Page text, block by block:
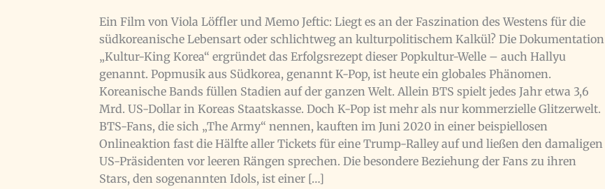
Ein Film von Viola Löffler und Memo Jeftic: Liegt es an der Faszination des Westens für die
südkoreanische Lebensart oder schlichtweg an kulturpolitischem Kalkül? Die Dokumentation
„Kultur-King Korea“ ergründet das Erfolgsrezept dieser Popkultur-Welle – auch Hallyu
genannt. Popmusik aus Südkorea, genannt K-Pop, ist heute ein globales Phänomen.
Koreanische Bands füllen Stadien auf der ganzen Welt. Allein BTS spielt jedes Jahr etwa 3,6
Mrd. US-Dollar in Koreas Staatskasse. Doch K-Pop ist mehr als nur kommerzielle Glitzerwelt.
BTS-Fans, die sich „The Army“ nennen, kauften im Juni 2020 in einer beispiellosen
Onlineaktion fast die Hälfte aller Tickets für eine Trump-Ralley auf und ließen den damaligen
US-Präsidenten vor leeren Rängen sprechen. Die besondere Beziehung der Fans zu ihren
Stars, den sogenannten Idols, ist einer […]